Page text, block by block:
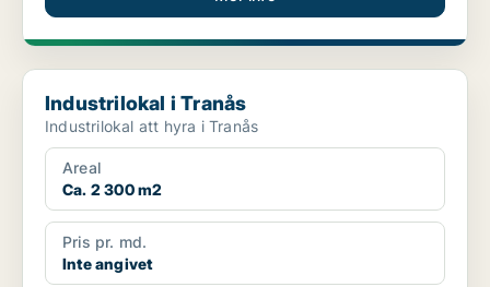
Industrilokal i Tranås
Industrilokal i Tranås
Industrilokal att hyra i Tranås
Areal
Ca. 2 300 m2
Pris pr. md.
Inte angivet